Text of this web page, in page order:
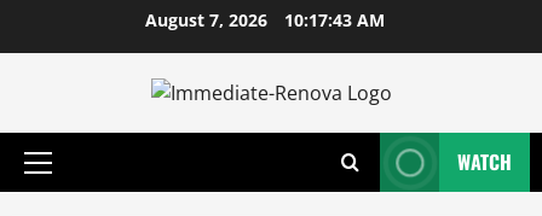
August 7, 2026 10:17:44 AM
Primary
WATCH